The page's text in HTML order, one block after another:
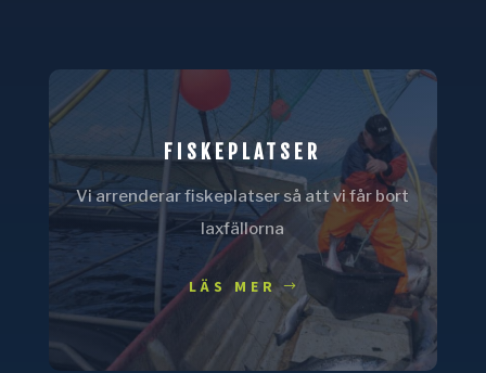
FISKEPLATSER
Vi arrenderar fiskeplatser så att vi får bort
laxfällorna
LÄS MER